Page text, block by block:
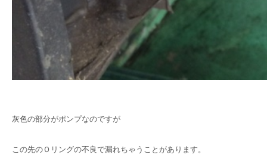
灰色の部分がポンプなのですが
この先のＯリングの不良で漏れちゃうことがあります。